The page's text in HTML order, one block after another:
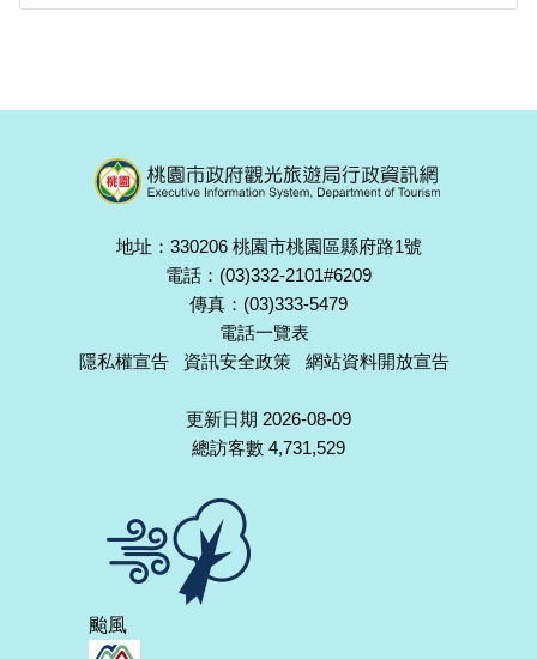
地址：330206 桃園市桃園區縣府路1號
電話：(03)332-2101#6209
傳真：(03)333-5479
電話一覽表
隱私權宣告
資訊安全政策 網站資料開放宣告
更新日期 2026-08-09
總訪客數 4,731,529
颱風